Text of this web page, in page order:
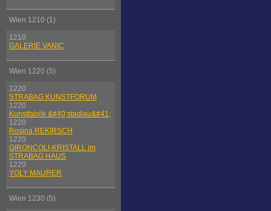
Wien 1210 (1)
1210
GALERIE VANIC
Wien 1220 (5)
1220
STRABAG KUNSTFORUM
1220
Kunstfabrik &#40;stadlau&#41;
1220
Rosina REKIRSCH
1220
GIRONCOLI-KRISTALL im
STRABAG HAUS
1220
YOLY MAURER
Wien 1230 (5)